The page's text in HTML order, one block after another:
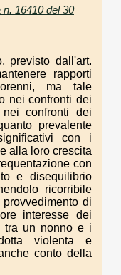
16410 del 30
previsto dall'art.
rapporti
ma tale
nei confronti dei
confronti dei
prevalente
con i
alla loro crescita
con
e disequilibrio
ricorribile
di
interesse dei
tra un nonno e i
violenta e
conto della